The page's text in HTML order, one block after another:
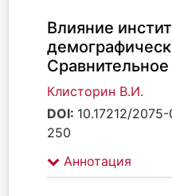
Влияние
Клисторин В.И.
DOI: 10.17212/
250
Аннотация